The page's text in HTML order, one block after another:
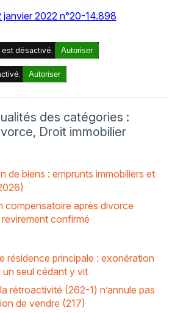
janvier 2022 n°20-14.898
est désactivé. Autoriser
Autoriser
des catégories :
Droit immobilier
de biens : emprunts immobiliers et
compensatoire après divorce
confirmé
résidence principale : exonération
un seul cédant y vit
rétroactivité (262-1) n’annule pas
de vendre (217)